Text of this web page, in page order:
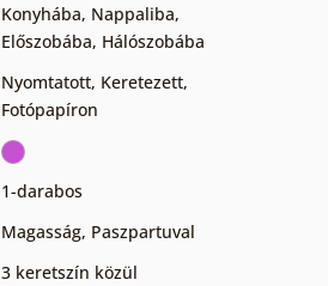
Konyhába, Nappaliba,
Előszobába, Hálószobába
Nyomtatott, Keretezett,
Fotópapíron
1-darabos
Magasság, Paszpartuval
3 keretszín közül